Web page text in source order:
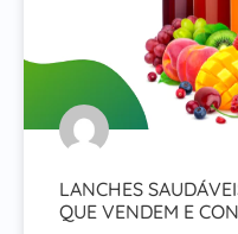
LANCHES
QUE VENDEM E